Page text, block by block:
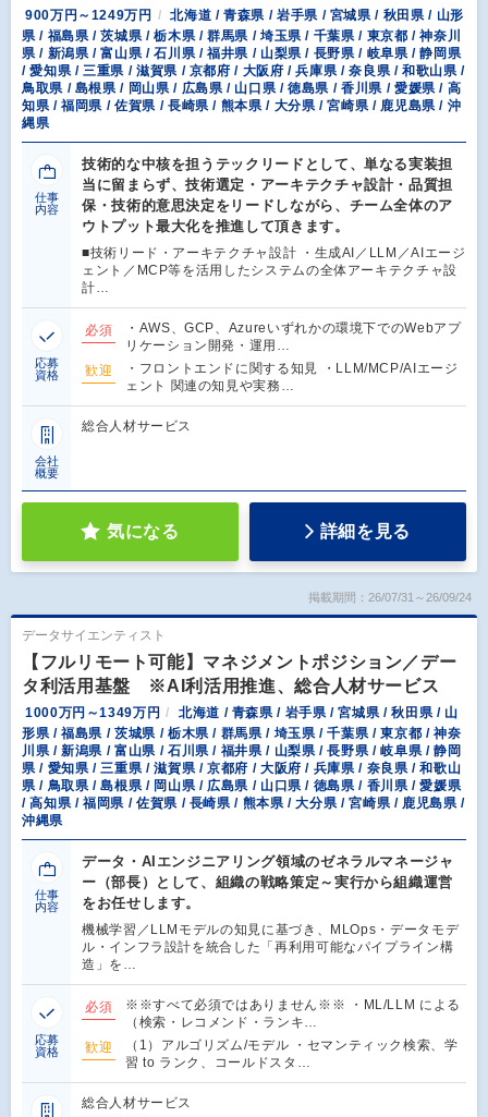
900万円～1249万円
北海道 / 青森県 / 岩手県 / 宮城県 / 秋田県 / 山形
県 / 福島県 / 茨城県 / 栃木県 / 群馬県 / 埼玉県 / 千葉県 / 東京都 / 神奈川
県 / 新潟県 / 富山県 / 石川県 / 福井県 / 山梨県 / 長野県 / 岐阜県 / 静岡県
/ 愛知県 / 三重県 / 滋賀県 / 京都府 / 大阪府 / 兵庫県 / 奈良県 / 和歌山県 /
鳥取県 / 島根県 / 岡山県 / 広島県 / 山口県 / 徳島県 / 香川県 / 愛媛県 / 高
知県 / 福岡県 / 佐賀県 / 長崎県 / 熊本県 / 大分県 / 宮崎県 / 鹿児島県 / 沖
縄県
仕事
内容
技術的な中核を担うテックリードとして、単なる実装担
当に留まらず、技術選定・アーキテクチャ設計・品質担
保・技術的意思決定をリードしながら、チーム全体のア
ウトプット最大化を推進して頂きます。
■技術リード・アーキテクチャ設計 ・生成AI／LLM／AIエージ
ェント／MCP等を活用したシステムの全体アーキテクチャ設
計…
応募
資格
必須
・AWS、GCP、Azureいずれかの環境下でのWebアプ
リケーション開発・運用…
歓迎
・フロントエンドに関する知見 ・LLM/MCP/AIエージ
ェント 関連の知見や実務…
会社
概要
総合人材サービス
気になる 詳細を見る
掲載期間：26/07/31～26/09/24
データサイエンティスト
【フルリモート可能】マネジメントポジション／デー
タ利活用基盤 ※AI利活用推進、総合人材サービス
1000万円～1349万円
北海道 / 青森県 / 岩手県 / 宮城県 / 秋田県 / 山
形県 / 福島県 / 茨城県 / 栃木県 / 群馬県 / 埼玉県 / 千葉県 / 東京都 / 神奈
川県 / 新潟県 / 富山県 / 石川県 / 福井県 / 山梨県 / 長野県 / 岐阜県 / 静岡
県 / 愛知県 / 三重県 / 滋賀県 / 京都府 / 大阪府 / 兵庫県 / 奈良県 / 和歌山
県 / 鳥取県 / 島根県 / 岡山県 / 広島県 / 山口県 / 徳島県 / 香川県 / 愛媛県
/ 高知県 / 福岡県 / 佐賀県 / 長崎県 / 熊本県 / 大分県 / 宮崎県 / 鹿児島県 /
沖縄県
仕事
内容
データ・AIエンジニアリング領域のゼネラルマネージャ
ー（部長）として、組織の戦略策定～実行から組織運営
をお任せします。
機械学習／LLMモデルの知見に基づき、MLOps・データモデ
ル・インフラ設計を統合した「再利用可能なパイプライン構
造」を…
応募
資格
必須
※※すべて必須ではありません※※ ・ML/LLM による
（検索・レコメンド・ランキ…
歓迎
（1）アルゴリズム/モデル ・セマンティック検索、学
習 to ランク、コールドスタ…
総合人材サービス